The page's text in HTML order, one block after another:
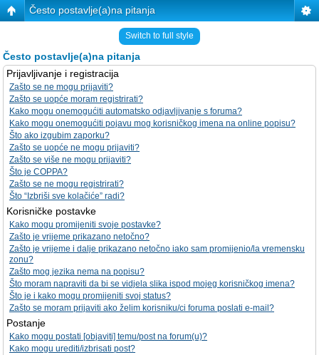
Često postavlje(a)na pitanja
Switch to full style
Često postavlje(a)na pitanja
Prijavljivanje i registracija
Zašto se ne mogu prijaviti?
Zašto se uopće moram registrirati?
Kako mogu onemogućiti automatsko odjavljivanje s foruma?
Kako mogu onemogućiti pojavu mog korisničkog imena na online popisu?
Što ako izgubim zaporku?
Zašto se uopće ne mogu prijaviti?
Zašto se više ne mogu prijaviti?
Što je COPPA?
Zašto se ne mogu registrirati?
Što “Izbriši sve kolačiće” radi?
Korisničke postavke
Kako mogu promijeniti svoje postavke?
Zašto je vrijeme prikazano netočno?
Zašto je vrijeme i dalje prikazano netočno iako sam promijenio/la vremensku
zonu?
Zašto mog jezika nema na popisu?
Što moram napraviti da bi se vidjela slika ispod mojeg korisničkog imena?
Što je i kako mogu promijeniti svoj status?
Zašto se moram prijaviti ako želim korisniku/ci foruma poslati e-mail?
Postanje
Kako mogu postati [objaviti] temu/post na forum(u)?
Kako mogu urediti/izbrisati post?